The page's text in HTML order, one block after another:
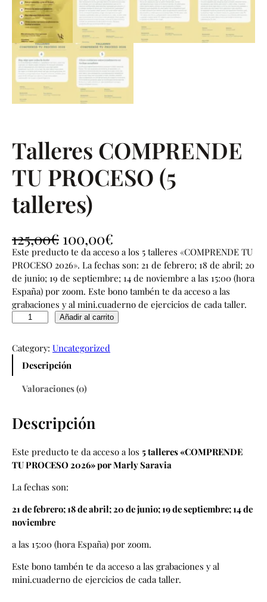
Talleres COMPRENDE
TU PROCESO (5
talleres)
125,00€ E
l
p
r
e
c
i
o
o
r
i
g
i
a
l
e
r
a
:
2
,
0
0
€
100,00€
l
p
r
e
c
i
o
:
1
0
0
€
.
Este preducto te da acceso a los 5 talleres «COMPRENDE TU
PROCESO 2026». La fechas son: 21 de febrero; 18 de abril; 20
de junio; 19 de septiembre; 14 de noviembre a las 15:00 (hora
España) por zoom. Este bono tambén te da acceso a las
grabaciones y al mini.cuaderno de ejercicios de cada taller.
l
l
C
M
P
E
D
E
P
R
Añadir al carrito
Category: Uncategorized
Descripción
Valoraciones (0)
Descripción
Este preducto te da acceso a los 5 talleres «COMPRENDE
TU PROCESO 2026» por Marly Saravia
La fechas son:
21 de febrero; 18 de abril; 20 de junio; 19 de septiembre; 14 de
noviembre
a las 15:00 (hora España) por zoom.
Este bono tambén te da acceso a las grabaciones y al
mini.cuaderno de ejercicios de cada taller.